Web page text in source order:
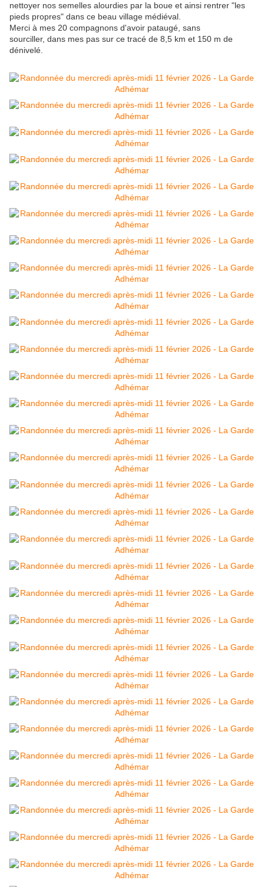
nettoyer nos semelles alourdies par la boue et ainsi rentrer "les
pieds propres" dans ce beau village médiéval.
Merci à mes 20 compagnons d'avoir pataugé, sans
sourciller, dans mes pas sur ce tracé de 8,5 km et 150 m de
dénivelé.